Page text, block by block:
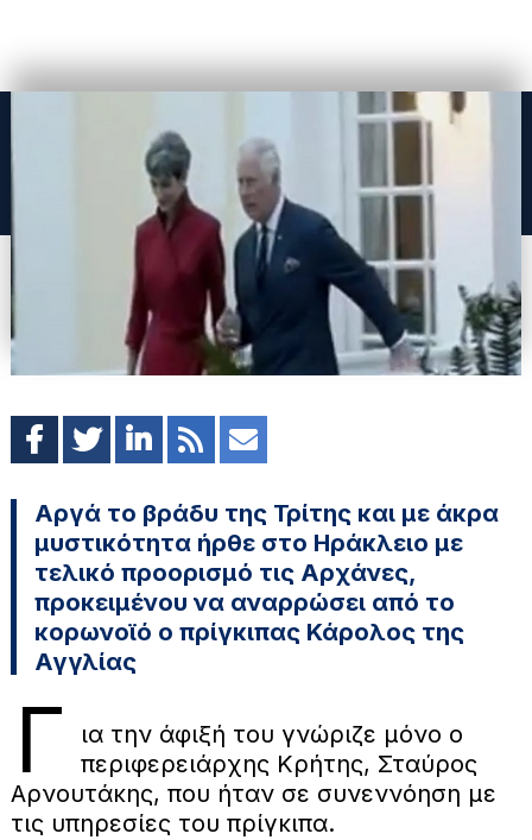
Αργά το βράδυ της Τρίτης και με άκρα
μυστικότητα ήρθε στο Ηράκλειο με
τελικό προορισμό τις Αρχάνες,
προκειμένου να αναρρώσει από το
κορωνοϊό ο πρίγκιπας Κάρολος της
Αγγλίας
Γ
ια την άφιξή του γνώριζε μόνο ο
περιφερειάρχης Κρήτης, Σταύρος
Αρνουτάκης, που ήταν σε συνεννόηση με
τις υπηρεσίες του πρίγκιπα.